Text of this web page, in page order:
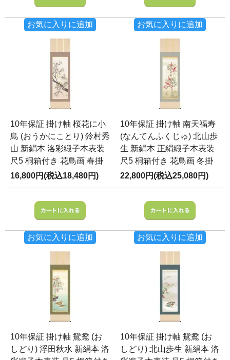
お気に入りに追加 お気に入りに追加
10年保証 掛け軸 桜花に小
鳥 (おうかにことり) 鈴村秀
山 新絹本 洛彩緞子本表装
尺5 桐箱付き 花鳥画 春掛
16,800円(税込18,480円)
お気に入りに追加
10年保証 掛け軸 南天福寿
(なんてんふくじゅ) 北山歩
生 新絹本 正絹緞子本表装
尺5 桐箱付き 花鳥画 冬掛
22,800円(税込25,080円)
お気に入りに追加
10年保証 掛け軸 鴛鴦 (お
しどり) 浮田秋水 新絹本 洛
10年保証 掛け軸 鴛鴦 (お
しどり) 北山歩生 新絹本 洛